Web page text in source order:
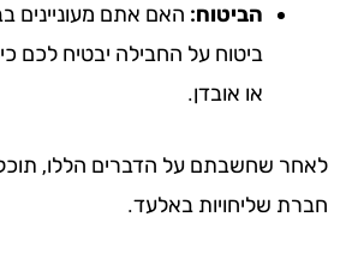
הביטוח:האם אתם מעוניינים
ביטוח על החבילה יבטיח לכם
או אובדן.
שחשבתם על הדברים הללו, תוכלו
שליחויות באלעד.